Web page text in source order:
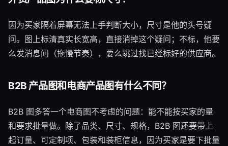
因为买家隔着屏幕无法上手判断大小，尺寸是他的头号疑
问。图上标清真实长宽高，直接消掉这个疑问；不标，他要
么发消息问（拖慢节奏），要么跳过找已经标好的供应商。
B2B 产品图和电商产品图有什么不同？
B2B 图多答一个电商图不考虑的问题：能不能按买家的量
和要求批量做。除了品类、尺寸、规格，B2B 图还要带上
起订量、可定制项、包装和装柜信息，因为买家是要下批量